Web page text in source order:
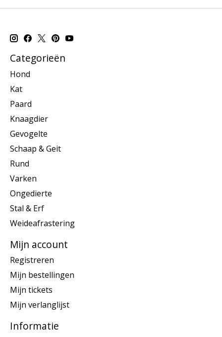
Categorieën
Hond
Kat
Paard
Knaagdier
Gevogelte
Schaap & Geit
Rund
Varken
Ongedierte
Stal & Erf
Weideafrastering
Mijn account
Registreren
Mijn bestellingen
Mijn tickets
Mijn verlanglijst
Informatie